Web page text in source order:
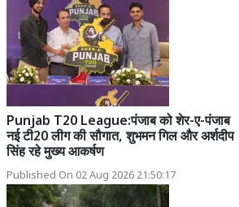
Punjab T20 League:पंजाब को शेर-ए-पंजाब
नई टी20 लीग की सौगात, शुभमन गिल और अर्शदीप
सिंह रहे मुख्य आकर्षण
Published On 02 Aug 2026 21:50:17